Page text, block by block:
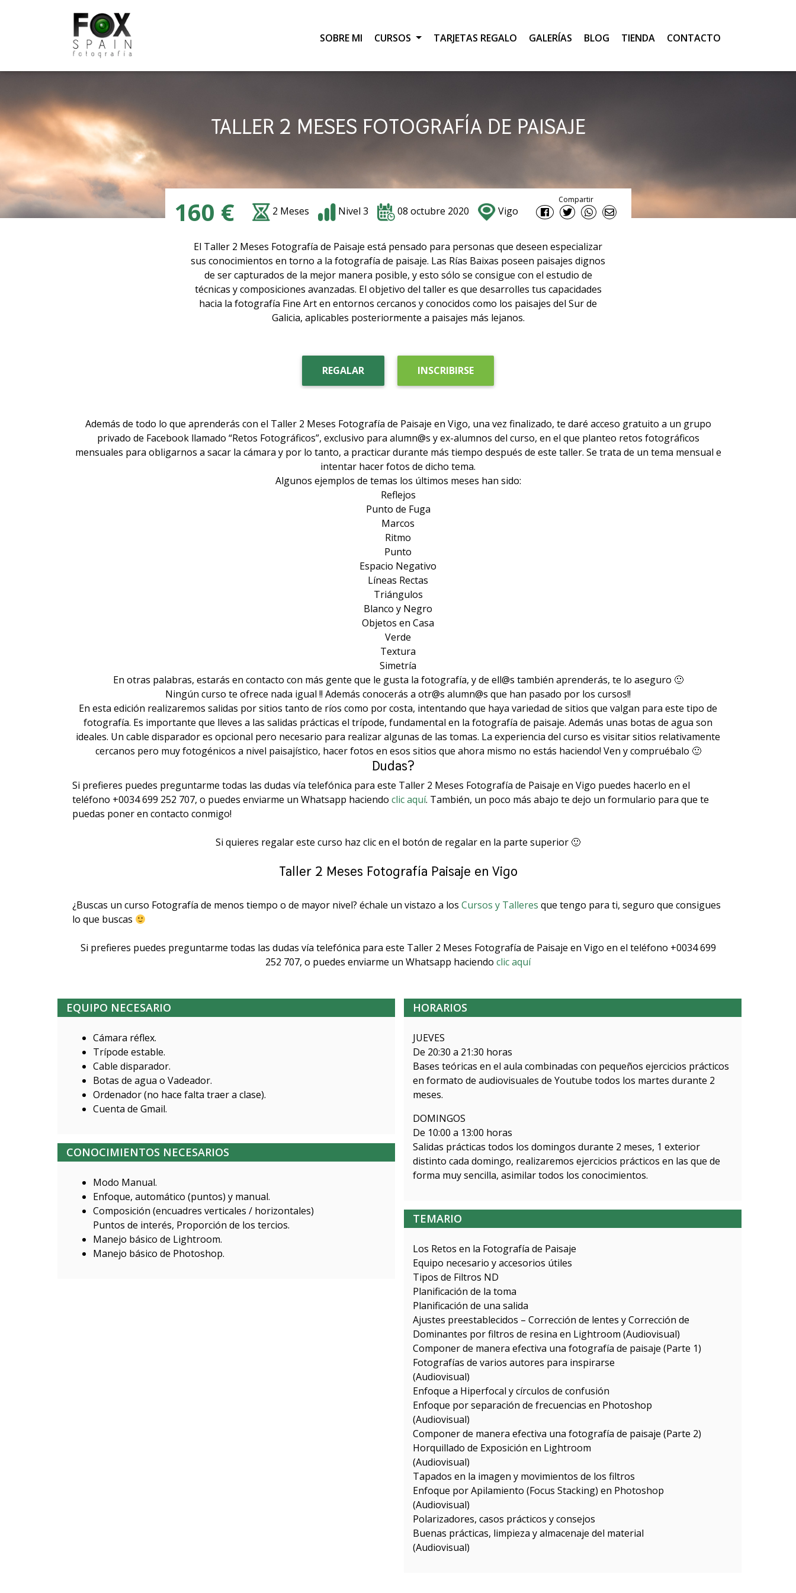
SOBRE MI CURSOS TARJETAS REGALO GALERÍAS BLOG TIENDA CONTACTO
TALLER 2 MESES FOTOGRAFÍA DE PAISAJE
160 € 2 Meses Nivel 3 08 octubre 2020 Vigo
Compartir
El Taller 2 Meses Fotografía de Paisaje está pensado para personas que deseen especializar
sus conocimientos en torno a la fotografía de paisaje. Las Rías Baixas poseen paisajes dignos
de ser capturados de la mejor manera posible, y esto sólo se consigue con el estudio de
técnicas y composiciones avanzadas. El objetivo del taller es que desarrolles tus capacidades
hacia la fotografía Fine Art en entornos cercanos y conocidos como los paisajes del Sur de
Galicia, aplicables posteriormente a paisajes más lejanos.
REGALAR INSCRIBIRSE
Además de todo lo que aprenderás con el Taller 2 Meses Fotografía de Paisaje en Vigo, una vez finalizado, te daré acceso gratuito a un grupo
privado de Facebook llamado “Retos Fotográficos”, exclusivo para alumn@s y ex-alumnos del curso, en el que planteo retos fotográficos
mensuales para obligarnos a sacar la cámara y por lo tanto, a practicar durante más tiempo después de este taller. Se trata de un tema mensual e
intentar hacer fotos de dicho tema.
Algunos ejemplos de temas los últimos meses han sido:
Reflejos
Punto de Fuga
Marcos
Ritmo
Punto
Espacio Negativo
Líneas Rectas
Triángulos
Blanco y Negro
Objetos en Casa
Verde
Textura
Simetría
En otras palabras, estarás en contacto con más gente que le gusta la fotografía, y de ell@s también aprenderás, te lo aseguro 🙂
Ningún curso te ofrece nada igual !! Además conocerás a otr@s alumn@s que han pasado por los cursos!!
En esta edición realizaremos salidas por sitios tanto de ríos como por costa, intentando que haya variedad de sitios que valgan para este tipo de
fotografía. Es importante que lleves a las salidas prácticas el trípode, fundamental en la fotografía de paisaje. Además unas botas de agua son
ideales. Un cable disparador es opcional pero necesario para realizar algunas de las tomas. La experiencia del curso es visitar sitios relativamente
cercanos pero muy fotogénicos a nivel paisajístico, hacer fotos en esos sitios que ahora mismo no estás haciendo! Ven y compruébalo 🙂
Dudas?⠀
Si prefieres puedes preguntarme todas las dudas vía telefónica para este Taller 2 Meses Fotografía de Paisaje en Vigo puedes hacerlo en el
teléfono +0034 699 252 707, o puedes enviarme un Whatsapp haciendo clic aquí. También, un poco más abajo te dejo un formulario para que te
puedas poner en contacto conmigo!
Si quieres regalar este curso haz clic en el botón de regalar en la parte superior 🙂
Taller 2 Meses Fotografía Paisaje en Vigo
¿Buscas un curso Fotografía de menos tiempo o de mayor nivel? échale un vistazo a los Cursos y Talleres que tengo para ti, seguro que consigues
lo que buscas
Si prefieres puedes preguntarme todas las dudas vía telefónica para este Taller 2 Meses Fotografía de Paisaje en Vigo en el teléfono +0034 699
252 707, o puedes enviarme un Whatsapp haciendo clic aquí
EQUIPO NECESARIO
Cámara réflex.
Trípode estable.
Cable disparador.
Botas de agua o Vadeador.
Ordenador (no hace falta traer a clase).
Cuenta de Gmail.
CONOCIMIENTOS NECESARIOS
Modo Manual.
Enfoque, automático (puntos) y manual.
Composición (encuadres verticales / horizontales)
Puntos de interés, Proporción de los tercios.
Manejo básico de Lightroom.
Manejo básico de Photoshop.
HORARIOS
JUEVES
De 20:30 a 21:30 horas
Bases teóricas en el aula combinadas con pequeños ejercicios prácticos
en formato de audiovisuales de Youtube todos los martes durante 2
meses.
DOMINGOS
De 10:00 a 13:00 horas
Salidas prácticas todos los domingos durante 2 meses, 1 exterior
distinto cada domingo, realizaremos ejercicios prácticos en las que de
forma muy sencilla, asimilar todos los conocimientos.
TEMARIO
Los Retos en la Fotografía de Paisaje
Equipo necesario y accesorios útiles
Tipos de Filtros ND
Planificación de la toma
Planificación de una salida
Ajustes preestablecidos – Corrección de lentes y Corrección de
Dominantes por filtros de resina en Lightroom (Audiovisual)
Componer de manera efectiva una fotografía de paisaje (Parte 1)
Fotografías de varios autores para inspirarse
(Audiovisual)
Enfoque a Hiperfocal y círculos de confusión
Enfoque por separación de frecuencias en Photoshop
(Audiovisual)
Componer de manera efectiva una fotografía de paisaje (Parte 2)
Horquillado de Exposición en Lightroom
(Audiovisual)
Tapados en la imagen y movimientos de los filtros
Enfoque por Apilamiento (Focus Stacking) en Photoshop
(Audiovisual)
Polarizadores, casos prácticos y consejos
Buenas prácticas, limpieza y almacenaje del material
(Audiovisual)